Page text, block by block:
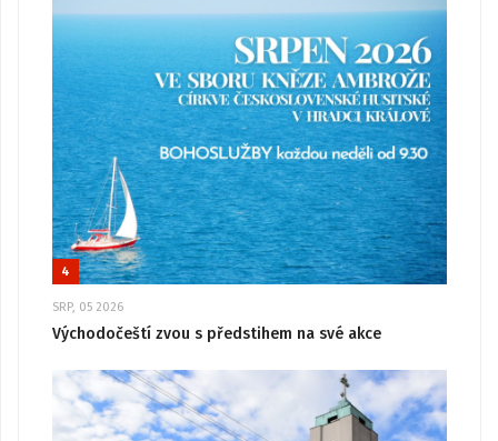
4
SRP, 05 2026
Východočeští zvou s předstihem na své akce